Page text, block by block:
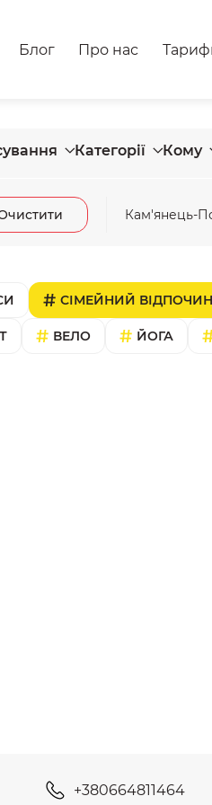
Блог Про нас
Категорії Кому
Кам'янець-
СІМЕЙНИЙ
ВЕЛО ЙОГА
+380664811464